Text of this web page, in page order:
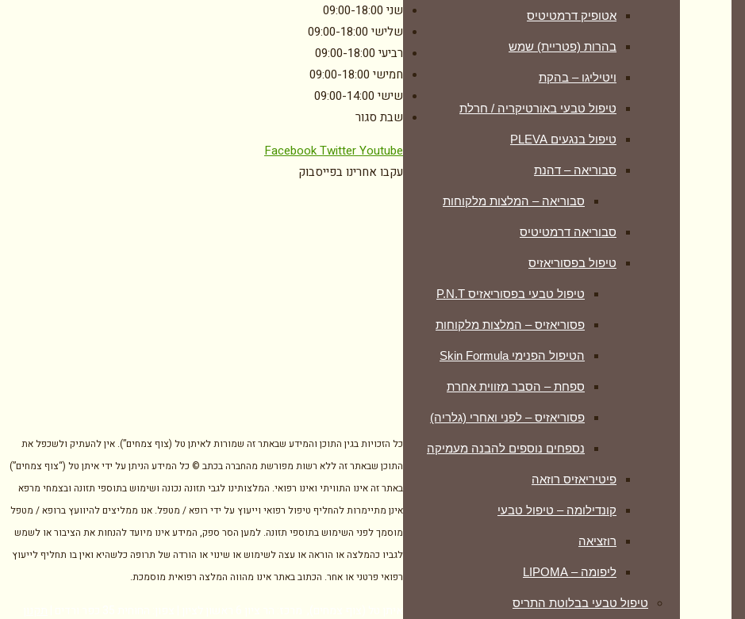
אטופיק דרמטיטיס
בהרות (פטריית) שמש
ויטיליגו – בהקת
טיפול טבעי באורטיקריה / חרלת
טיפול בנגעים PLEVA
סבוריאה – דהנת
סבוריאה – המלצות מלקוחות
סבוריאה דרמטיטיס
טיפול בפסוריאזיס
טיפול טבעי בפסוריאזיס P.N.T
פסוריאזיס – המלצות מלקוחות
הטיפול הפנימי Skin Formula
ספחת – הסבר מזווית אחרת
פסוריאזיס – לפני ואחרי (גלריה)
נספחים נוספים להבנה מעמיקה
פיטיריאזיס רוזאה
קונדילומה – טיפול טבעי
רוזציאה
ליפומה – LIPOMA
טיפול טבעי בבלוטת התריס
שני 09:00-18:00
שלישי 09:00-18:00
רביעי 09:00-18:00
חמישי 09:00-18:00
שישי 09:00-14:00
שבת סגור
FacebookTwitterYoutube
עקבו אחרינו בפייסבוק
כל הזכויות בגין התוכן והמידע שבאתר זה שמורות לאיתן טל (צוף צמחים”). אין להעתיק ולשכפל את
התוכן שבאתר זה ללא רשות מפורשת מהחברה בכתב © כל המידע הניתן על ידי איתן טל (“צוף צמחים”)
באתר זה אינו התוויתי ואינו רפואי. המלצותינו לגבי תזונה נכונה ושימוש בתוספי תזונה ובצמחי מרפא
אינן מתיימרות להחליף טיפול רפואי וייעוץ על ידי רופא / מטפל. אנו ממליצים להיוועץ ברופא / מטפל
מוסמך לפני השימוש בתוספי תזונה. למען הסר ספק, המידע אינו מיועד להנחות את הציבור או לשמש
לגביו כהמלצה או הוראה או עצה לשימוש או שינוי או הורדה של תרופה כלשהיא ואין בו תחליף לייעוץ
רפואי פרטני או אחר. הכתוב באתר אינו מהווה המלצה רפואית מוסמכת.